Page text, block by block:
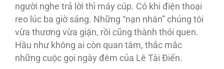
người nghe trả lời thì máy cúp. Có khi điện thoại
reo lúc ba giờ sáng. Những “nạn nhân” chúng tôi
vừa thương vừa giận, rồi cũng thành thói quen.
Hầu như không ai còn quan tâm, thắc mắc
những cuộc gọi ngày đêm của Lê Tài Điển.